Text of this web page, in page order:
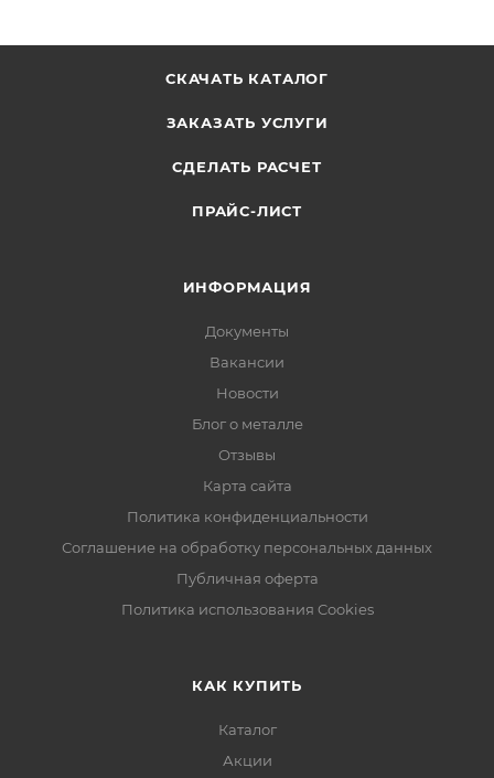
СКАЧАТЬ КАТАЛОГ
ЗАКАЗАТЬ УСЛУГИ
СДЕЛАТЬ РАСЧЕТ
ПРАЙС-ЛИСТ
ИНФОРМАЦИЯ
Документы
Вакансии
Новости
Блог о металле
Отзывы
Карта сайта
Политика конфиденциальности
Соглашение на обработку персональных данных
Публичная оферта
Политика использования Cookies
КАК КУПИТЬ
Каталог
Акции